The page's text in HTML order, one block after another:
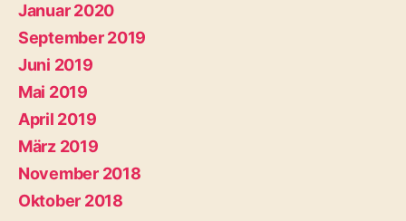
Januar 2020
September 2019
Juni 2019
Mai 2019
April 2019
März 2019
November 2018
Oktober 2018